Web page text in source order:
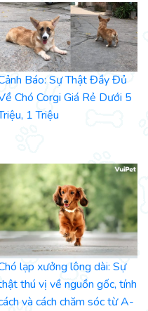
Báo: Sự Thật Đầy Đủ
Chó Corgi Giá Rẻ Dưới 5
1 Triệu
lạp xưởng lông dài: Sự
thú vị về nguồn gốc, tính
và cách chăm sóc từ A-